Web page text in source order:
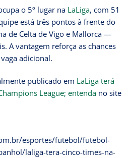
o 5º lugar na LaLiga, com 51
está três pontos à frente do
de Celta de Vigo e Mallorca —
A vantagem reforça as chances
adicional.
publicado em LaLiga terá
League; entenda no site
esportes/futebol/futebol-
laliga-tera-cinco-times-na-